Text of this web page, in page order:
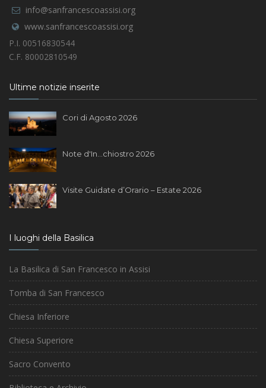
info@sanfrancescoassisi.org
www.sanfrancescoassisi.org
P.I. 00516830544
C.F. 80002810549
Ultime notizie inserite
Cori di Agosto 2026
Note d'In...chiostro 2026
Visite Guidate d’Orario – Estate 2026
I luoghi della Basilica
La Basilica di San Francesco in Assisi
Tomba di San Francesco
Chiesa Inferiore
Chiesa Superiore
Sacro Convento